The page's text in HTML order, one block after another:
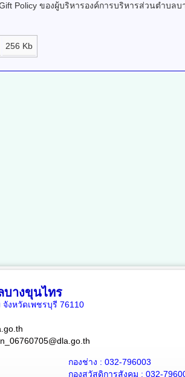
Policy ของผู้บริหารองค์การบริหารส่วนตำบลบ
256 Kb
บางขุนไทร
งหวัดเพชรบุรี 76110
กองช่าง : 032-796003
กองสวัสดิการสังคม : 032-